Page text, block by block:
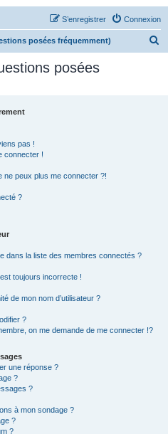
Connexion
S’enregistrer
posées fréquemment)
posées
pas !
connecter !
ne peux plus me connecter ?!
?
dans la liste des membres connectés ?
toujours incorrecte !
de mon nom d’utilisateur ?
?
on me demande de me connecter !?
une réponse ?
?
?
à mon sondage ?
?
?